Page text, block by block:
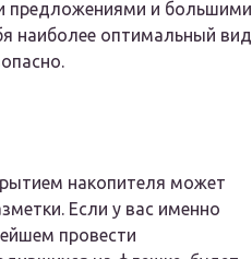
предложениями и большими
наиболее оптимальный вид
накопителя может
Если у вас именно
провести